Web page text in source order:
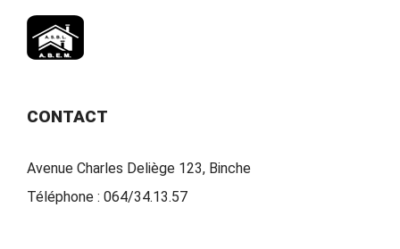
CONTACT
Avenue Charles Deliège 123, Binche
Téléphone : 064/34.13.57